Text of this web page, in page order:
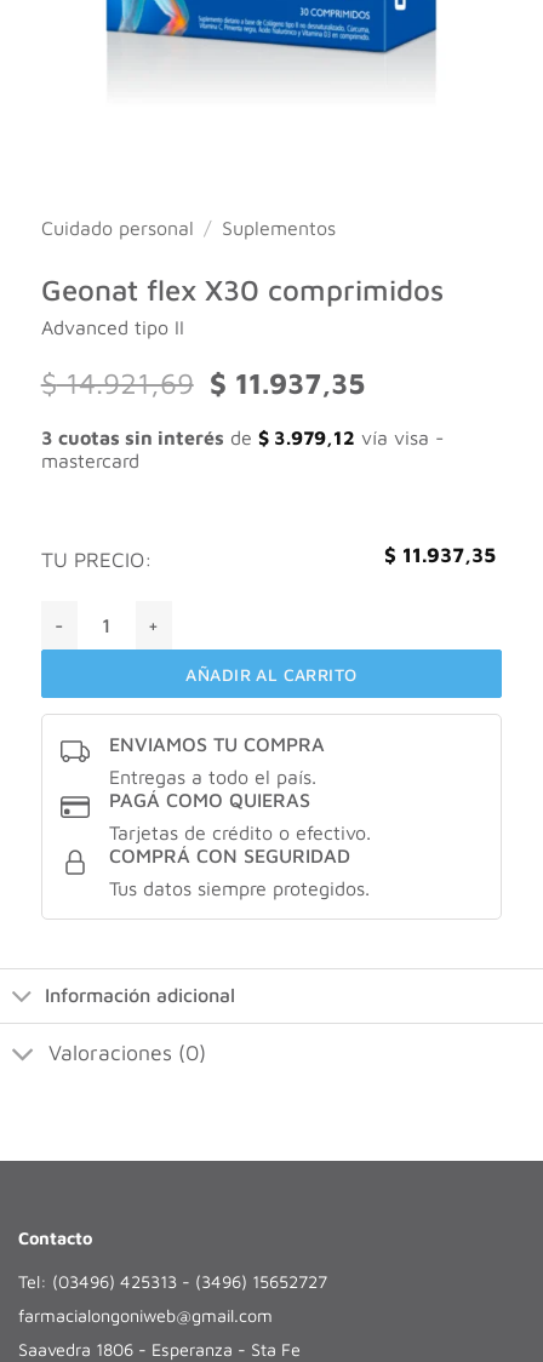
Cuidado personal / Suplementos
Geonat flex X30 comprimidos
Advanced tipo II
$14.921,69
El
precio
original
era:
$ 11.937,35El
precio
es:
3 cuotas sin interés de $3.979,12 vía visa -
mastercard
TU PRECIO: $ 11.937,35
AÑADIR AL CARRITO
ENVIAMOS TU COMPRA
Entregas a todo el país.
PAGÁ COMO QUIERAS
Tarjetas de crédito o efectivo.
COMPRÁ CON SEGURIDAD
Tus datos siempre protegidos.
Información adicional
Valoraciones (0)
Contacto
Tel: (03496) 425313 - (3496) 15652727
farmacialongoniweb@gmail.com
Saavedra 1806 - Esperanza - Sta Fe